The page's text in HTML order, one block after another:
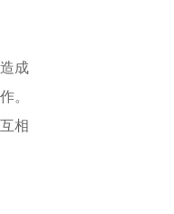
成
。
相